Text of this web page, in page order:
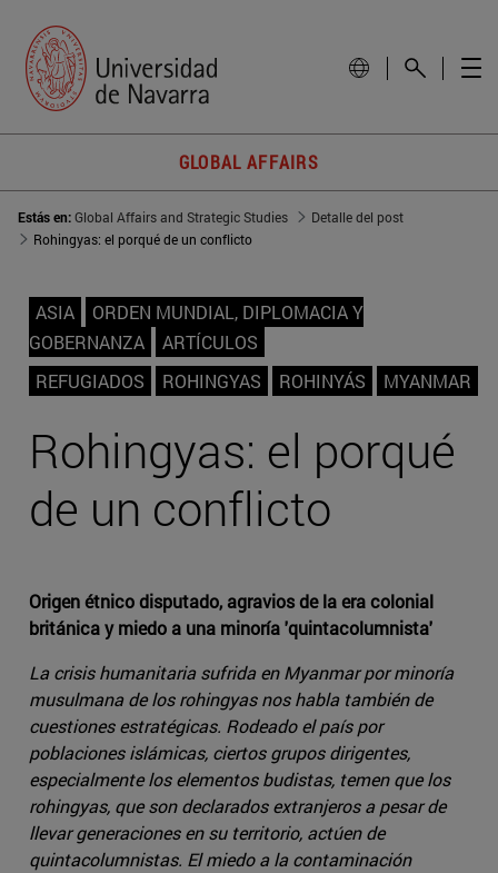
GLOBAL AFFAIRS
Estás en:Global Affairs and Strategic Studies
Detalle del post
Rohingyas: el porqué de un conflicto
ASIA
ORDEN MUNDIAL, DIPLOMACIA Y
GOBERNANZA
ARTÍCULOS
REFUGIADOS
ROHINGYAS ROHINYÁS MYANMAR
Rohingyas: el porqué
de un conflicto
Origen étnico disputado, agravios de la era colonial
británica y miedo a una minoría 'quintacolumnista'
La crisis humanitaria sufrida en Myanmar por minoría
musulmana de los rohingyas nos habla también de
cuestiones estratégicas. Rodeado el país por
poblaciones islámicas, ciertos grupos dirigentes,
especialmente los elementos budistas, temen que los
rohingyas, que son declarados extranjeros a pesar de
llevar generaciones en su territorio, actúen de
quintacolumnistas. El miedo a la contaminación